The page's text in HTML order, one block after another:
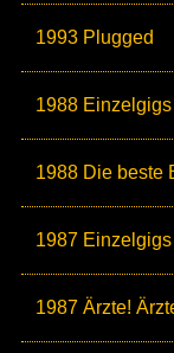
1993 Plugged
1988 Einzelgigs
1988 Die beste
1987 Einzelgigs
1987 Ärzte!